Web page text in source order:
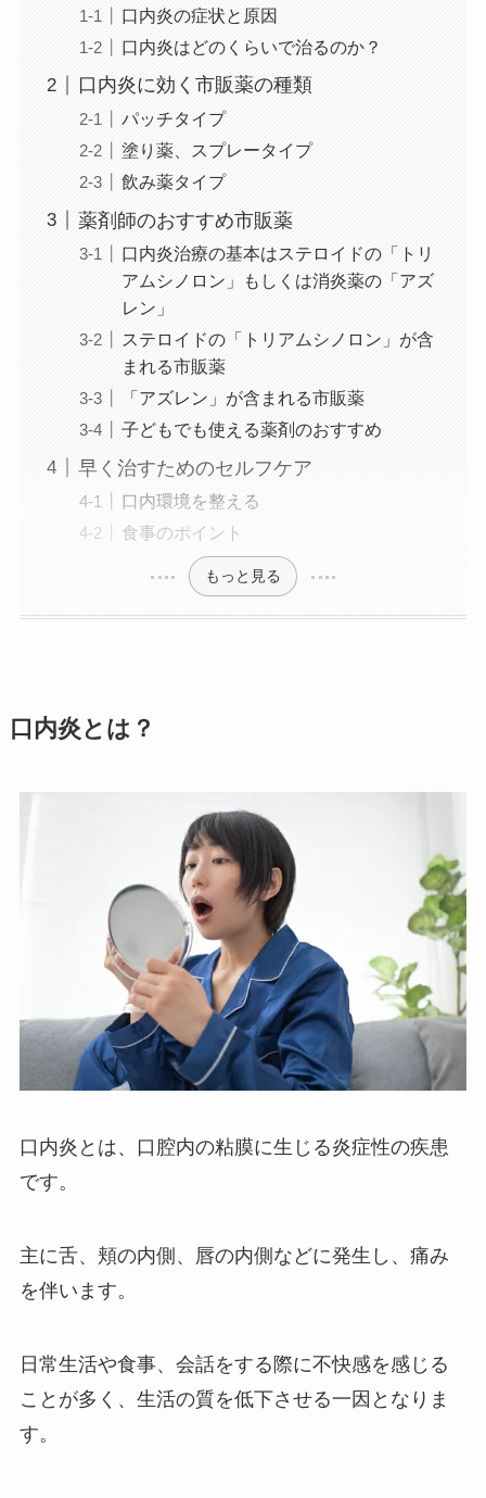
口内炎の症状と原因
口内炎はどのくらいで治るのか？
口内炎に効く市販薬の種類
パッチタイプ
塗り薬、スプレータイプ
飲み薬タイプ
薬剤師のおすすめ市販薬
口内炎治療の基本はステロイドの「トリ
アムシノロン」もしくは消炎薬の「アズ
レン」
ステロイドの「トリアムシノロン」が含
まれる市販薬
「アズレン」が含まれる市販薬
子どもでも使える薬剤のおすすめ
早く治すためのセルフケア
口内環境を整える
食事のポイント
もっと見る
口内炎とは？
口内炎とは、口腔内の粘膜に生じる炎症性の疾患
です。
主に舌、頬の内側、唇の内側などに発生し、痛み
を伴います。
日常生活や食事、会話をする際に不快感を感じる
ことが多く、生活の質を低下させる一因となりま
す。